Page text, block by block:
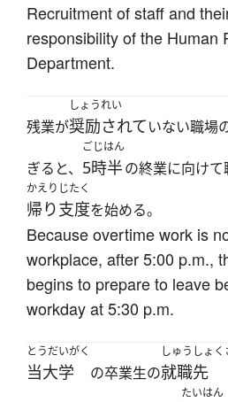
Recruitment of staff and
responsibility of the Human
Department.
残業が
しょうれい
奨励されていない職場
ぎると、
ごじはん
5時半の終業に向けて
かえりじたく
帰り支度を始める。
Because overtime work is
workplace, after 5:00 p.m.,
begins to prepare to leave
workday at 5:30 p.m.
とうだいがく
当大学 の卒業生の
しゅうしょく
就職先
たいはん